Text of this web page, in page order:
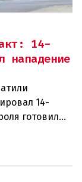
14-
нападение
14-
готовил
и